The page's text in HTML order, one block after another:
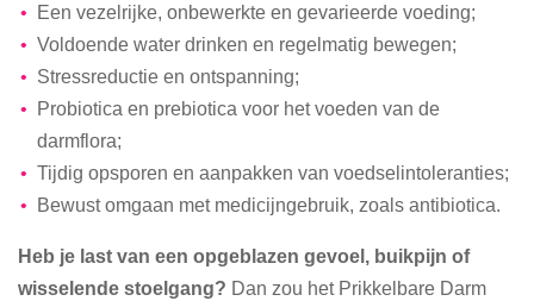
Een vezelrijke, onbewerkte en gevarieerde voeding;
Voldoende water drinken en regelmatig bewegen;
Stressreductie en ontspanning;
Probiotica en prebiotica voor het voeden van de
darmflora;
Tijdig opsporen en aanpakken van voedselintoleranties;
Bewust omgaan met medicijngebruik, zoals antibiotica.
Heb je last van een opgeblazen gevoel, buikpijn of
wisselende stoelgang? Dan zou het Prikkelbare Darm